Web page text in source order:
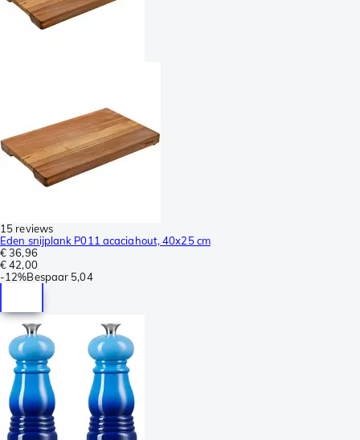
15 reviews
Eden snijplank P011 acaciahout, 40x25 cm
€ 36,96
€ 42,00
-12%Bespaar 5,04